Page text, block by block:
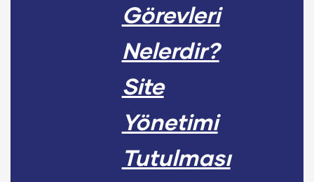
Görevleri
Nelerdir?
Site
Yönetimi
Tutulması